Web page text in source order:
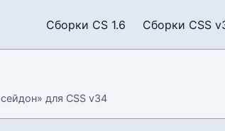
Сборки CS 1.6 Сборки CSS
для CSS v34